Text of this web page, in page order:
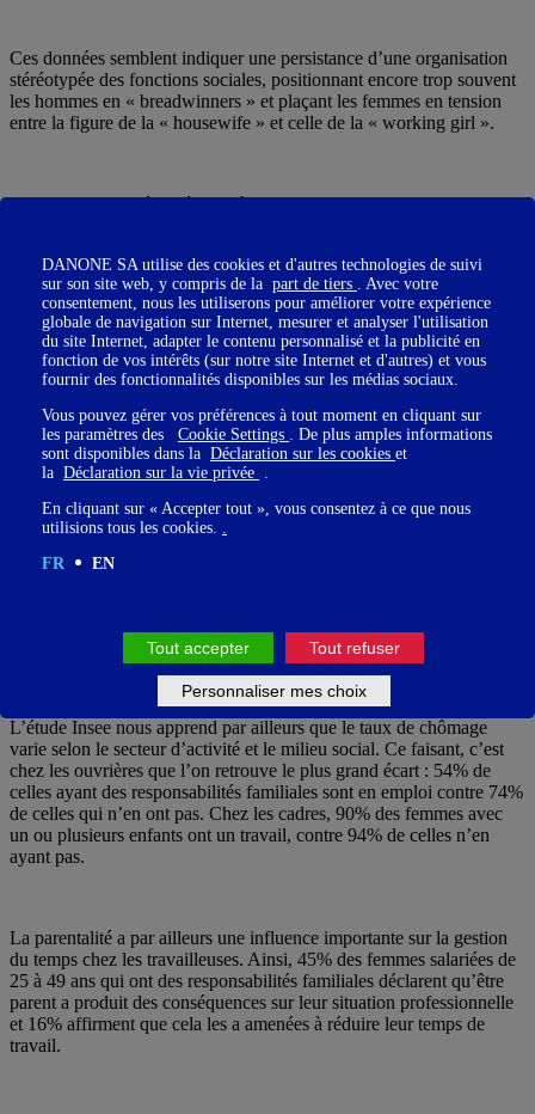
Ces données semblent indiquer une persistance d’une organisation
stéréotypée des fonctions sociales, positionnant encore trop souvent
les hommes en « breadwinners » et plaçant les femmes en tension
entre la figure de la « housewife » et celle de la « working girl ».
Par ailleurs, les inégalités face à l’emploi entre les hommes qui sont
avait déjà pointé (page 40) tandis que les femmes subissent, à
l’inverse, un coût en termes d’opportunités professionnelles.
Plusieurs hypothèses pour expliquer ce phénomène : l’intériorisation
inconsciente par les employeurs que la compagne d’un jeune père va
« lever le pied » et que c’est donc le moment de confier à cet homme
de nouvelles responsabilités ; la prégnance de l’imaginaire du « bon
commune qu’une « jeune mère » est davantage dans l’émotionnel et
revoit ses priorités au profit de la vie affective et familiale ; ou
encore les effets des écarts salariaux sur les arbitrages financiers des
ménages encourageant les couples à faire le choix, à l’arrivée d’un
enfant, de privilégier la carrière du mieux rémunéré (le plus souvent
Monsieur).
Des conditions variables pour les parents salariés
selon le milieu social
L’étude Insee nous apprend par ailleurs que le taux de chômage
varie selon le secteur d’activité et le milieu social. Ce faisant, c’est
chez les ouvrières que l’on retrouve le plus grand écart : 54% de
celles ayant des responsabilités familiales sont en emploi contre 74%
de celles qui n’en ont pas. Chez les cadres, 90% des femmes avec
un ou plusieurs enfants ont un travail, contre 94% de celles n’en
ayant pas.
La parentalité a par ailleurs une influence importante sur la gestion
du temps chez les travailleuses. Ainsi, 45% des femmes salariées de
25 à 49 ans qui ont des responsabilités familiales déclarent qu’être
parent a produit des conséquences sur leur situation professionnelle
et 16% affirment que cela les a amenées à réduire leur temps de
travail.
DANONE SA utilise des cookies et d'autres technologies de suivi
sur son site web, y compris de la part de tiers
. Avec votre
consentement, nous les utiliserons pour améliorer votre expérience
globale de navigation sur Internet, mesurer et analyser l'utilisation
du site Internet, adapter le contenu personnalisé et la publicité en
fonction de vos intérêts (sur notre site Internet et d'autres) et vous
fournir des fonctionnalités disponibles sur les médias sociaux.
Vous pouvez gérer vos préférences à tout moment en cliquant sur
les paramètres des Cookie Settings
. De plus amples informations
sont disponibles dans la Déclaration sur les cookies et
la Déclaration sur la vie privée
En cliquant sur « Accepter tout », vous consentez à ce que nous
utilisions tous les cookies.
FR
EN
Tout accepter Tout refuser
Personnaliser mes choix